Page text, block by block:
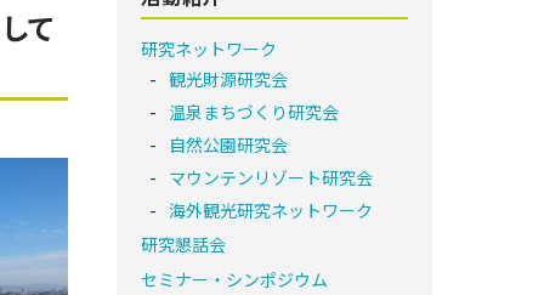
て
研究ネットワーク
観光財源研究会
温泉まちづくり研究会
自然公園研究会
マウンテンリゾート研究会
海外観光研究ネットワーク
研究懇話会
セミナー・シンポジウム